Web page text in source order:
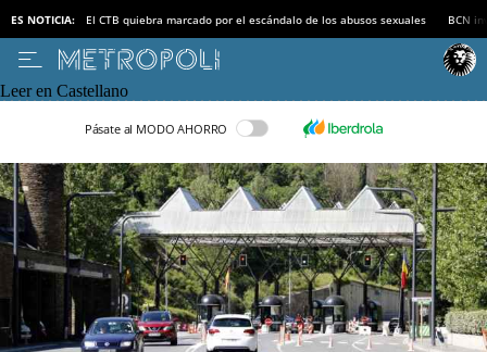
ES NOTICIA: El CTB quiebra marcado por el escándalo de los abusos sexuales BCN
Leer en Castellano
Pásate al MODO AHORRO